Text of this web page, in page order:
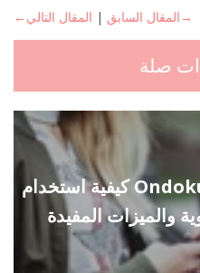
←المقال السابق | المقال التالي→
صلة
كيفية استخدام Ondoku، برنامج قراءة النصوص،
والميزات المفيدة